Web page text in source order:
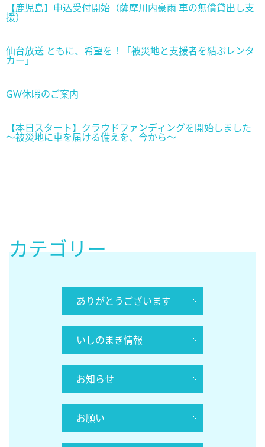
【鹿児島】申込受付開始（薩摩川内豪雨 車の無償貸出し支
援）
仙台放送 ともに、希望を！「被災地と支援者を結ぶレンタ
カー」
GW休暇のご案内
【本日スタート】クラウドファンディングを開始しました
〜被災地に車を届ける備えを、今から〜
カテゴリー
ありがとうございます
いしのまき情報
お知らせ
お願い